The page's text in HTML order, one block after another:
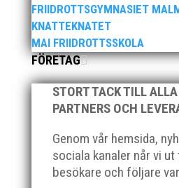
FRIIDROTTSGYMNASIET
KNATTEKNATET
MAI FRIIDROTTSSKOLA
FÖRETAG
STORT TACK TILL
PARTNERS OCH
Genom vår hemsida,
sociala kanaler når vi
besökare och följare
priset ”Årets pulshöjare”, och
ordförande Fredrik Wennolf på
hyllningarna. –...
Som traditionen bjuder så var
från MAI RUNNERS som sprang